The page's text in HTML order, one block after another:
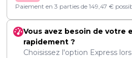
Paiement en 3 parties de 149,47 €
Vous avez besoin de votre
rapidement ?
Choisissez l'option Express